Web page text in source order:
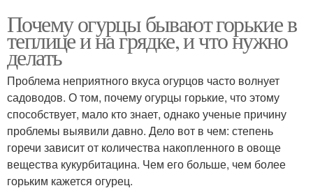
Почему огурцы бывают горькие в
теплице и на грядке, и что нужно
делать
Проблема неприятного вкуса огурцов часто волнует
садоводов. О том, почему огурцы горькие, что этому
способствует, мало кто знает, однако ученые причину
проблемы выявили давно. Дело вот в чем: степень
горечи зависит от количества накопленного в овоще
вещества кукурбитацина. Чем его больше, чем более
горьким кажется огурец.